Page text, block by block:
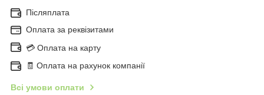
Післяплата
Оплата за реквізитами
💳 Оплата на карту
🧾 Оплата на рахунок компанії
Всі умови оплати